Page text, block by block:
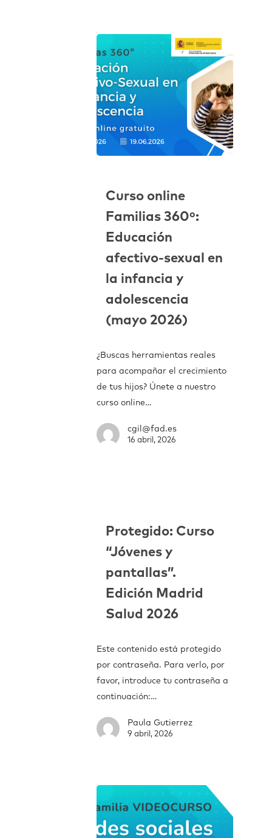
Curso online
Familias 360º:
Educación
afectivo-sexual en
la infancia y
adolescencia
(mayo 2026)
¿Buscas herramientas reales
para acompañar el crecimiento
de tus hijos? Únete a nuestro
curso online…
cgil@fad.es
16 abril, 2026
Protegido: Curso
“Jóvenes y
pantallas”.
Edición Madrid
Salud 2026
Este contenido está protegido
por contraseña. Para verlo, por
favor, introduce tu contraseña a
continuación:…
Paula Gutierrez
9 abril, 2026